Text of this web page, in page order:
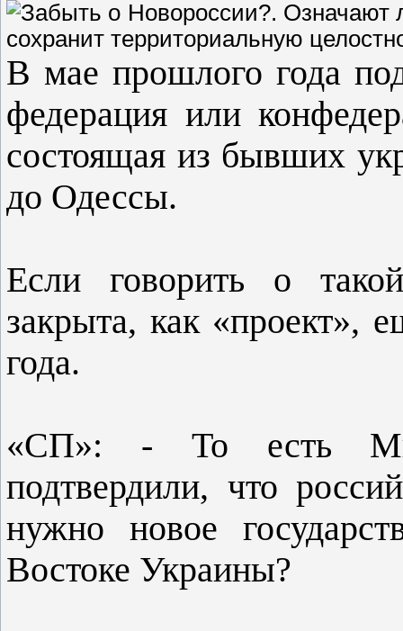
В мае прошлого года
федерация или
состоящая из бывших
до Одессы.
Если говорить о
закрыта, как «проект»,
года.
«СП»: - То есть
подтвердили, что
нужно новое
Востоке Украины?